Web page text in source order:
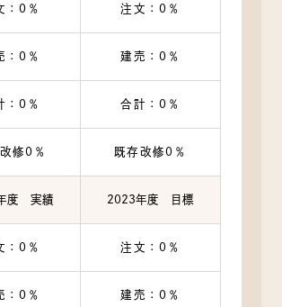
：0％ 注文：0％
：0％ 建売：0％
：0％ 合計：0％
修0％ 既存改修0％
度 実績 2023年度 目標
：0％ 注文：0％
：0％ 建売：0％